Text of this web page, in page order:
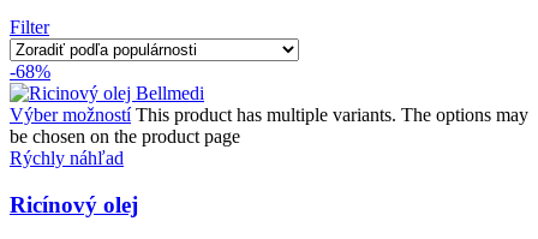
Filter
-68%
Výber možností This product has multiple variants. The options may
be chosen on the product page
Rýchly náhľad
Ricínový olej